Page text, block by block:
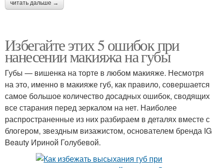
читать дальше →
Избегайте этих 5 ошибок при
нанесении макияжа на губы
Губы — вишенка на торте в любом макияже. Несмотря
на это, именно в макияже губ, как правило, совершается
самое большое количество досадных ошибок, сводящих
все старания перед зеркалом на нет. Наиболее
распространенные из них разбираем в деталях вместе с
блогером, звездным визажистом, основателем бренда IG
Beauty Ириной Голубевой.